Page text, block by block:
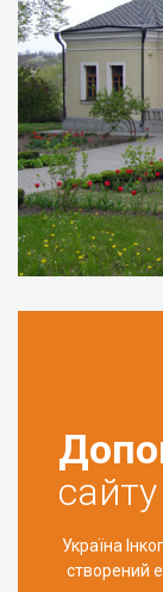
сайту
Україна
створений